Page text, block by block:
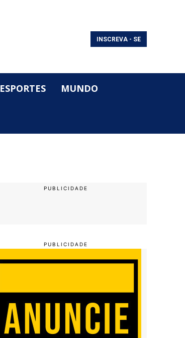
INSCREVA - SE
ESPORTES MUNDO